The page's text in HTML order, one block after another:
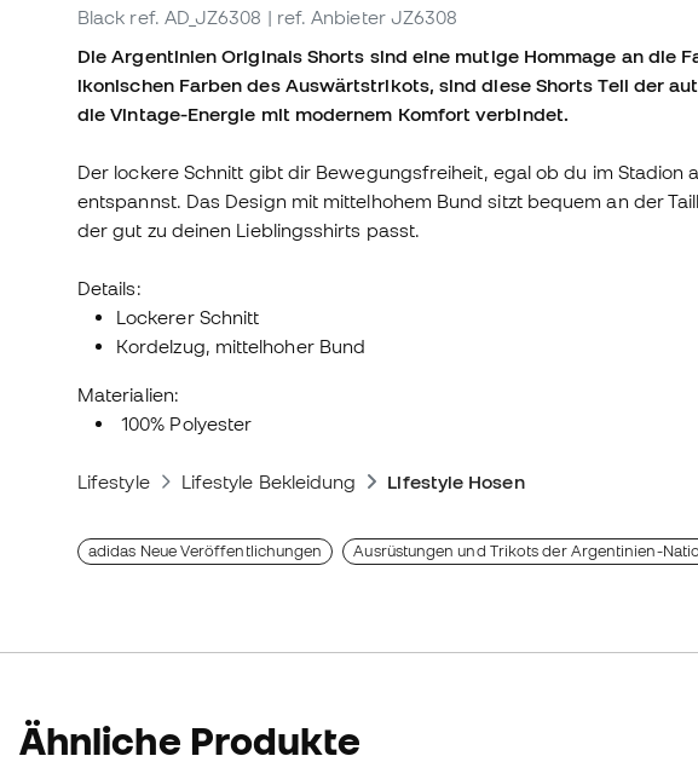
Black ref. AD_JZ6308 | ref. Anbieter JZ6308
Die Argentinien Originals Shorts sind eine mutige Hommage an die
ikonischen Farben des Auswärtstrikots, sind diese Shorts Teil der
die Vintage-Energie mit modernem Komfort verbindet.
Der lockere Schnitt gibt dir Bewegungsfreiheit, egal ob du im Stadion
entspannst. Das Design mit mittelhohem Bund sitzt bequem an der
der gut zu deinen Lieblingsshirts passt.
Details:
Lockerer Schnitt
Kordelzug, mittelhoher Bund
Materialien:
100% Polyester
Lifestyle Lifestyle Bekleidung Lifestyle Hosen
adidas Neue Veröffentlichungen Ausrüstungen und Trikots der Argentinien-
Ähnliche Produkte